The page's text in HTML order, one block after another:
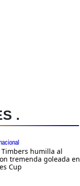
.
humilla al
tremenda goleada en
Cup